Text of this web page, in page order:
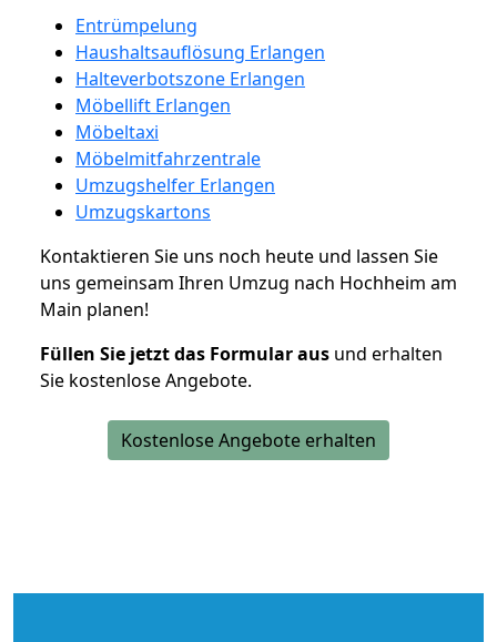
Entrümpelung
Haushaltsauflösung Erlangen
Halteverbotszone Erlangen
Möbellift Erlangen
Möbeltaxi
Möbelmitfahrzentrale
Umzugshelfer Erlangen
Umzugskartons
Kontaktieren Sie uns noch heute und lassen Sie
uns gemeinsam Ihren Umzug nach Hochheim am
Main planen!
Füllen Sie jetzt das Formular aus und erhalten
Sie kostenlose Angebote.
Kostenlose Angebote erhalten